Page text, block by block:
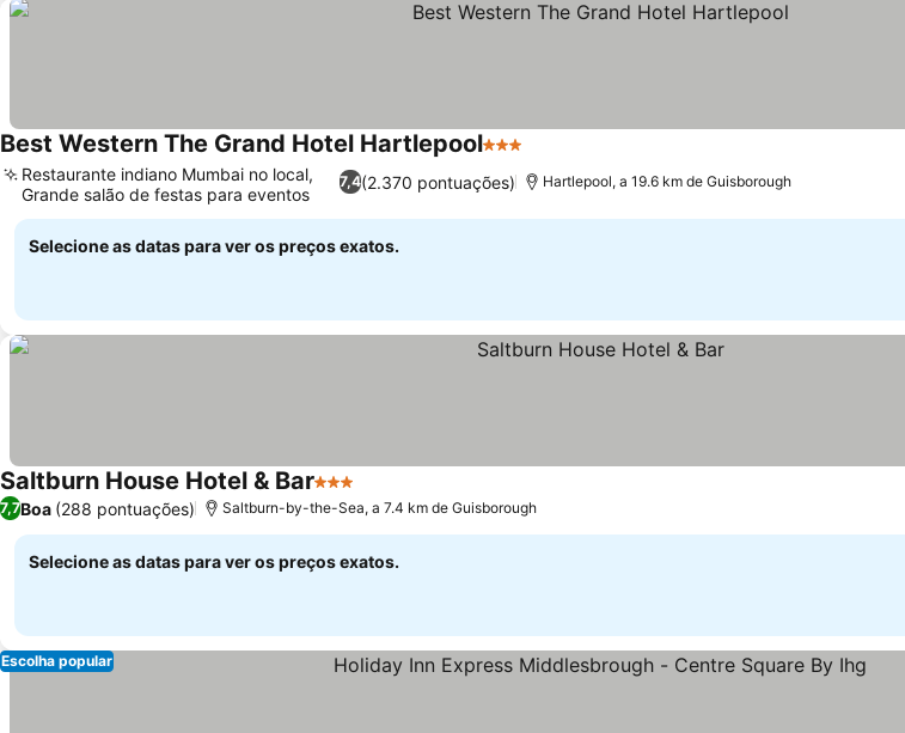
Best Western The Grand Hotel Hartlepool3 Estrelas
7,4(2.370 pontuações)
Restaurante indiano Mumbai no local,
Grande salão de festas para eventos
Hartlepool, a 19.6 km de Guisborough
Selecione as datas para ver os preços exatos.
Saltburn House Hotel & Bar3 Estrelas
7,7Boa (288 pontuações) Saltburn-by-the-Sea, a 7.4 km de Guisborough
Selecione as datas para ver os preços exatos.
Escolha popular